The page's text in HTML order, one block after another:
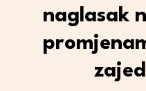
naglasak